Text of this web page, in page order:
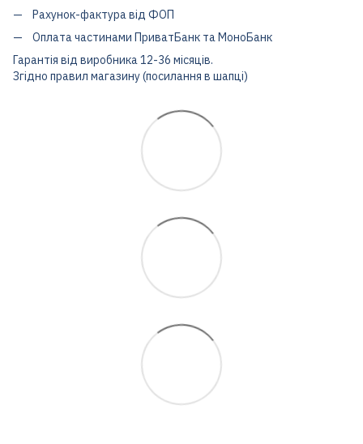
Рахунок-фактура від ФОП
Оплата частинами ПриватБанк та МоноБанк
Гарантія від виробника 12-36 місяців.
Згідно правил магазину (посилання в шапці)